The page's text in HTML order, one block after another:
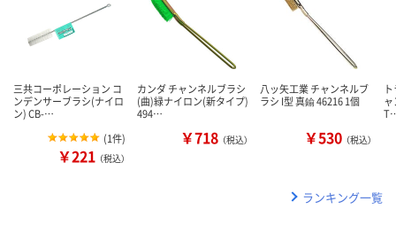
三共コーポレーション コ
ンデンサーブラシ(ナイロ
ン) CB-…
(1件)
￥221 （税込）
カンダ チャンネルブラシ
(曲)緑ナイロン(新タイプ)
494…
￥718 （税込）
八ッ矢工業 チャンネルブ
ラシ I型 真鍮 46216 1個
￥530 （税込）
ランキング一覧